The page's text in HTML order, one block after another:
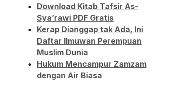
Download Kitab Tafsir As-
Sya’rawi PDF Gratis
Kerap Dianggap tak Ada, Ini
Daftar Ilmuwan Perempuan
Muslim Dunia
Hukum Mencampur Zamzam
dengan Air Biasa